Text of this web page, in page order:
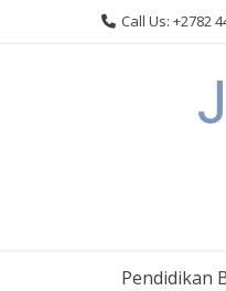
Call Us: +2782
Pendidikan